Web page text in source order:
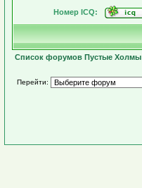
Номер ICQ:
Список форумов Пустые Холмы
Перейти: